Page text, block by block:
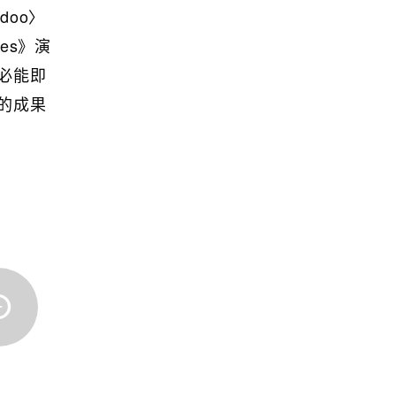
〉
》演
能即
成果